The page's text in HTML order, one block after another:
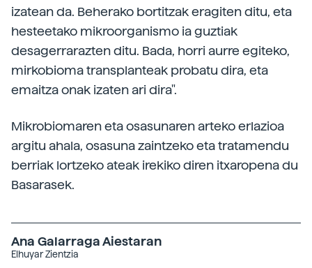
izatean da. Beherako bortitzak eragiten ditu, eta
hesteetako mikroorganismo ia guztiak
desagerrarazten ditu. Bada, horri aurre egiteko,
mirkobioma transplanteak probatu dira, eta
emaitza onak izaten ari dira".
Mikrobiomaren eta osasunaren arteko erlazioa
argitu ahala, osasuna zaintzeko eta tratamendu
berriak lortzeko ateak irekiko diren itxaropena du
Basarasek.
Ana Galarraga Aiestaran
Elhuyar Zientzia